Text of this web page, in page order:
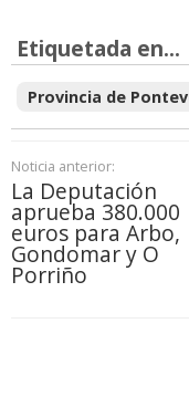
Etiquetada en...
Provincia de
Noticia anterior:
La Deputación
aprueba 380.000
euros para Arbo,
Gondomar y O
Porriño